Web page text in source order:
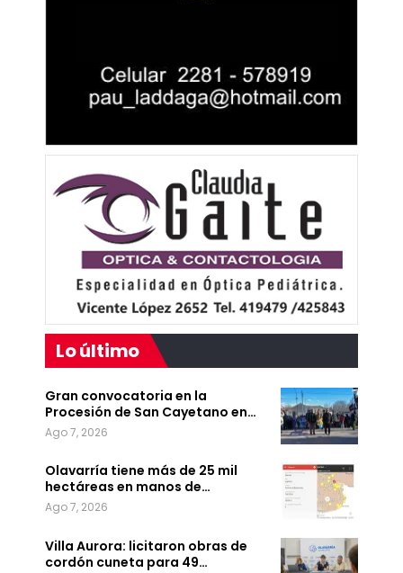
Lo último
Gran convocatoria en la
Procesión de San Cayetano en…
Ago 7, 2026
Olavarría tiene más de 25 mil
hectáreas en manos de…
Ago 7, 2026
Villa Aurora: licitaron obras de
cordón cuneta para 49…